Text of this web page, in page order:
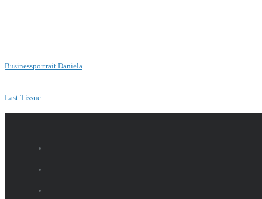
Businessportrait Daniela
Last-Tissue